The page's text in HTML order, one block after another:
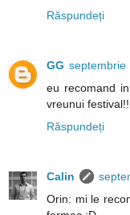
Răspundeți
GG septembrie
eu recomand
vreunui festival!!
Răspundeți
Calin
Orin: mi le